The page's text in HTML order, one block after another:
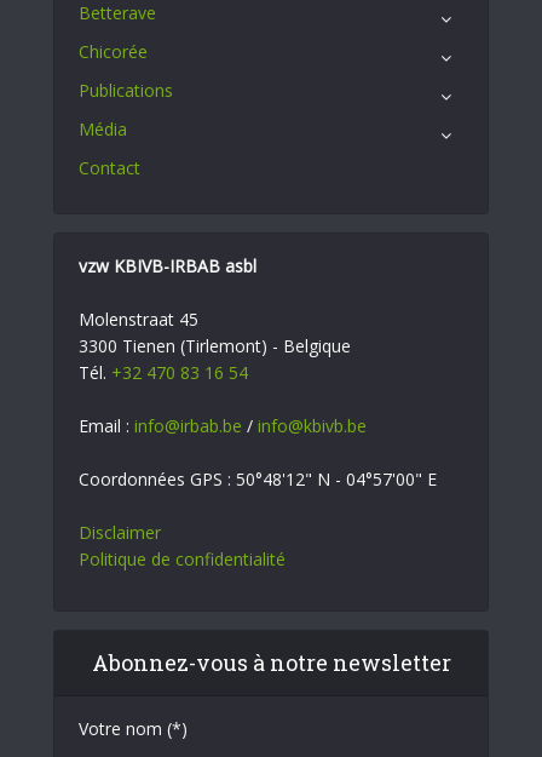
Betterave
Chicorée
Publications
Média
Contact
vzw KBIVB-IRBAB asbl
Molenstraat 45
3300 Tienen (Tirlemont) - Belgique
Tél. +32 470 83 16 54
Email : info@irbab.be / info@kbivb.be
Coordonnées GPS : 50°48'12" N - 04°57'00" E
Disclaimer
Politique de confidentialité
Abonnez-vous à notre newsletter
Votre nom (*)